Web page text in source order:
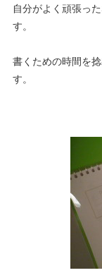
自分がよく頑張っ
す。
書くための時間を
す。